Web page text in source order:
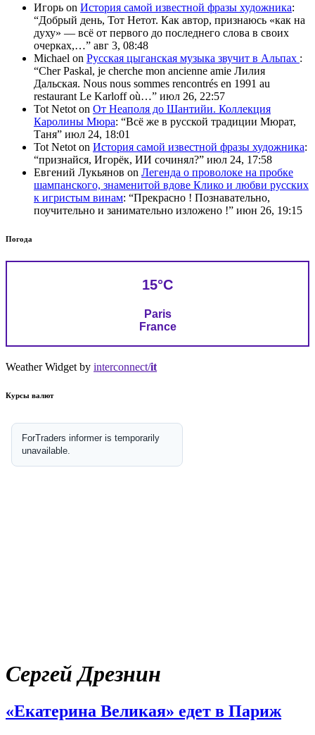
Игорь on История самой известной фразы художника:
“Добрый день, Тот Нетот. Как автор, признаюсь «как на
духу» — всё от первого до последнего слова в своих
очерках,…” авг 3, 08:48
Michael on Русская цыганская музыка звучит в Альпах :
“Cher Paskal, je cherche mon ancienne amie Лилия
Дальская. Nous nous sommes rencontrés en 1991 au
restaurant Le Karloff où…” июл 26, 22:57
Tot Netot on От Неаполя до Шантийи. Коллекция
Каролины Мюра: “Всё же в русской традиции Мюрат,
Таня” июл 24, 18:01
Tot Netot on История самой известной фразы художника:
“признайся, Игорёк, ИИ сочинял?” июл 24, 17:58
Евгений Лукьянов on Легенда о проволоке на пробке
шампанского, знаменитой вдове Клико и любви русских
к игристым винам: “Прекрасно ! Познавательно,
поучительно и занимательно изложено !” июн 26, 19:15
Погода
15°C
Paris
France
Weather Widget by interconnect/it
Курсы валют
Сергей Дрезнин
«Екатерина Великая» едет в Париж